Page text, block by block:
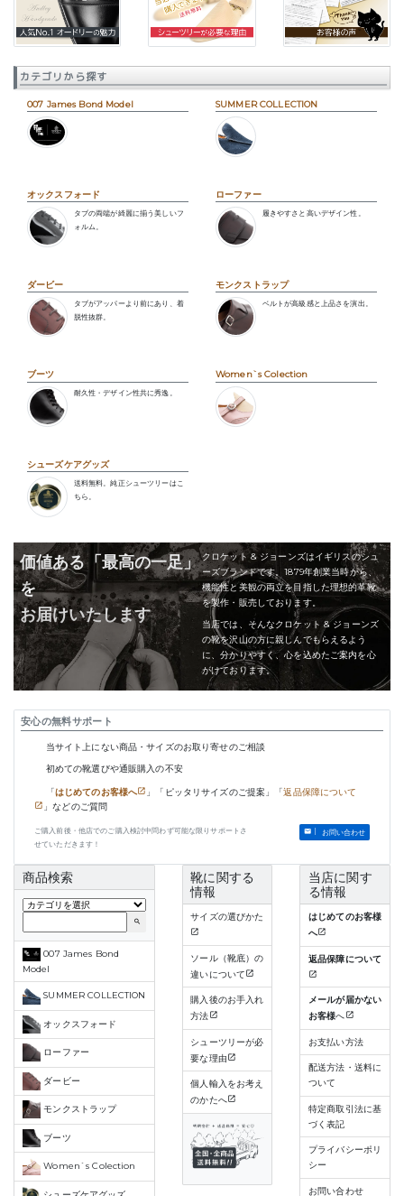
カテゴリから探す
007 James Bond Model SUMMER COLLECTION
オックスフォード
タブの両端が綺麗に揃う美しいフ
ォルム。
ローファー
履きやすさと高いデザイン性。
ダービー
タブがアッパーより前にあり、着
脱性抜群。
モンクストラップ
ベルトが高級感と上品さを演出。
ブーツ
耐久性・デザイン性共に秀逸。
Women`s Colection
シューズケアグッズ
送料無料。純正シューツリーはこ
ちら。
価値ある「最高の一足」
を
お届けいたします
クロケット & ジョーンズはイギリスのシュ
ーズブランドです。1879年創業当時から、
機能性と美観の両立を目指した理想的革靴
を製作・販売しております。
当店では、そんなクロケット & ジョーンズ
の靴を沢山の方に親しんでもらえるよう
に、分かりやすく、心を込めたご案内を心
がけております。
安心の無料サポート
当サイト上にない商品・サイズのお取り寄せのご相談
初めての靴選びや通販購入の不安
「はじめてのお客様へ 」「ピッタリサイズのご提案」「返品保障について
」などのご質問
ご購入前後・他店でのご購入検討中問わず可能な限りサポートさ
せていただきます！
お問い合わせ
商品検索
search
007 James Bond
Model
SUMMER COLLECTION
オックスフォード
ローファー
ダービー
モンクストラップ
ブーツ
Women`s Colection
靴に関する
情報
サイズの選びかた
ソール（靴底）の
違いについて
購入後のお手入れ
方法
シューツリーが必
要な理由
個人輸入をお考え
のかたへ
当店に関す
る情報
はじめてのお客様
へ
返品保障について
メールが届かない
お客様へ
お支払い方法
配送方法・送料に
ついて
特定商取引法に基
づく表記
プライバシーポリ
シー
お問い合わせ